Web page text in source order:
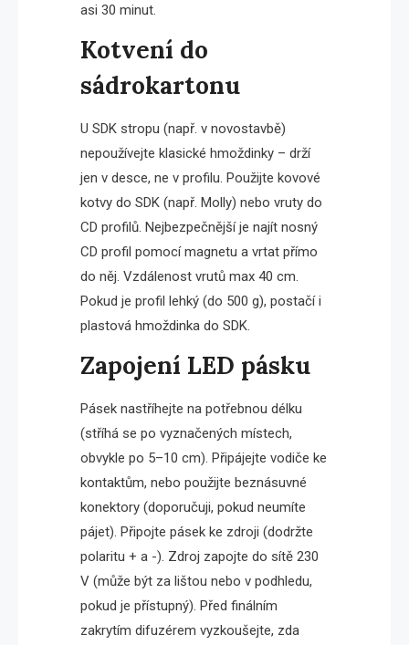
asi 30 minut.
Kotvení do
sádrokartonu
U SDK stropu (např. v novostavbě)
nepoužívejte klasické hmoždinky – drží
jen v desce, ne v profilu. Použijte kovové
kotvy do SDK (např. Molly) nebo vruty do
CD profilů. Nejbezpečnější je najít nosný
CD profil pomocí magnetu a vrtat přímo
do něj. Vzdálenost vrutů max 40 cm.
Pokud je profil lehký (do 500 g), postačí i
plastová hmoždinka do SDK.
Zapojení LED pásku
Pásek nastříhejte na potřebnou délku
(stříhá se po vyznačených místech,
obvykle po 5–10 cm). Připájejte vodiče ke
kontaktům, nebo použijte beznásuvné
konektory (doporučuji, pokud neumíte
pájet). Připojte pásek ke zdroji (dodržte
polaritu + a -). Zdroj zapojte do sítě 230
V (může být za lištou nebo v podhledu,
pokud je přístupný). Před finálním
zakrytím difuzérem vyzkoušejte, zda